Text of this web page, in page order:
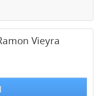
Vieyra